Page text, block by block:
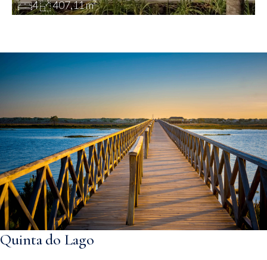
4 407,11 m²
Quinta do Lago